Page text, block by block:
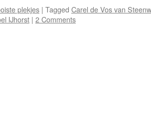
plekjes | Tagged Carel de Vos van
IJhorst | 2 Comments